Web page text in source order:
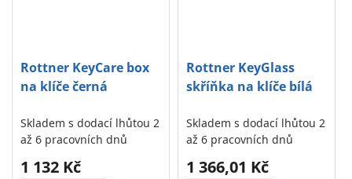
Rottner KeyCare box
na klíče černá
Skladem s dodací lhůtou 2
až 6 pracovních dnů
1 132 Kč
Rottner KeyGlass
skříňka na klíče bílá
Skladem s dodací lhůtou 2
až 6 pracovních dnů
1 366,01 Kč